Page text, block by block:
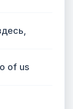
of us